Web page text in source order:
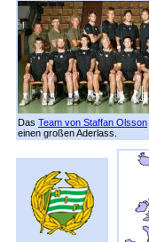
Das Team von Staffan Olsson
einen großen Aderlass.